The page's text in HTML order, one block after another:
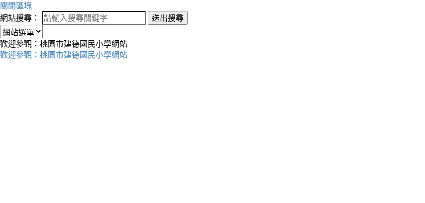
關閉區塊
網站搜尋：
送出搜尋
歡迎參觀：桃園市建德國民小學網站
歡迎參觀：桃園市建德國民小學網站